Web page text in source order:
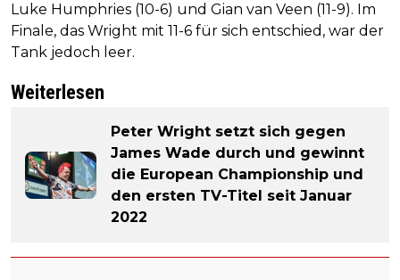
Luke Humphries (10-6) und Gian van Veen (11-9). Im
Finale, das Wright mit 11-6 für sich entschied, war der
Tank jedoch leer.
Weiterlesen
Peter Wright setzt sich gegen
James Wade durch und gewinnt
die European Championship und
den ersten TV-Titel seit Januar
2022